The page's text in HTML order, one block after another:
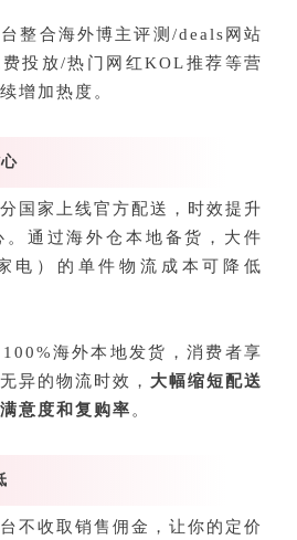
整合海外博主评测/deals网站
费投放/热门网红KOL推荐等营
增加热度。
国家上线官方配送，时效提升
。通过海外仓本地备货，大件
电）的单件物流成本可降低
100%海外本地发货，消费者享
异的物流时效， 大幅缩短配送
意度和复购率 。
不收取销售佣金，让你的定价